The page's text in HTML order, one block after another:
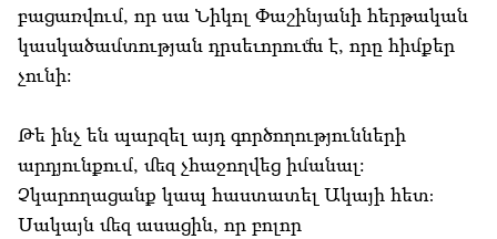
բացառվում, որ սա Նիկոլ Փաշինյանի հերթական
կասկածամտության դրսեւորումն է, որը հիմքեր
չունի:
Թե ինչ են պարզել այդ գործողությունների
արդյունքում, մեզ չհաջողվեց իմանալ:
Չկարողացանք կապ հաստատել Ակայի հետ։
Սակայն մեզ ասացին, որ բոլոր